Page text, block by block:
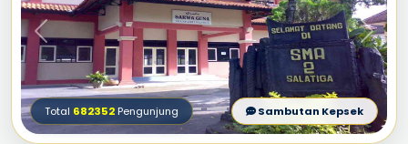
Total 682352Pengunjung Sambutan Kepsek